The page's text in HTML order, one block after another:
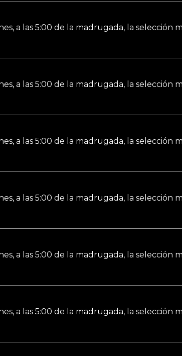
a las 5:00 de la madrugada, la selección
a las 5:00 de la madrugada, la selección
a las 5:00 de la madrugada, la selección
a las 5:00 de la madrugada, la selección
a las 5:00 de la madrugada, la selección
a las 5:00 de la madrugada, la selección